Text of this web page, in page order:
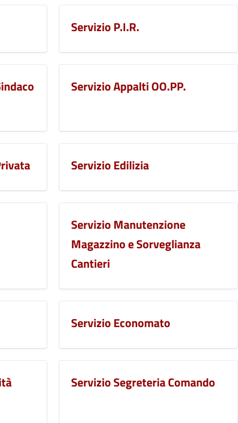
Servizio P.I.R.
Servizio Appalti OO.PP.
Servizio Edilizia
Servizio Manutenzione
Magazzino e Sorveglianza
Cantieri
Servizio Economato
Servizio Segreteria Comando